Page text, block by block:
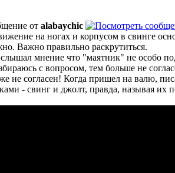
от alabaychic
на ногах и корпусом в свинге
Важно правильно раскрутиться.
мнение что "маятник" не особо
с вопросом, тем больше не
не согласен! Когда пришел на валю,
- свинг и джолт, правда, называя их